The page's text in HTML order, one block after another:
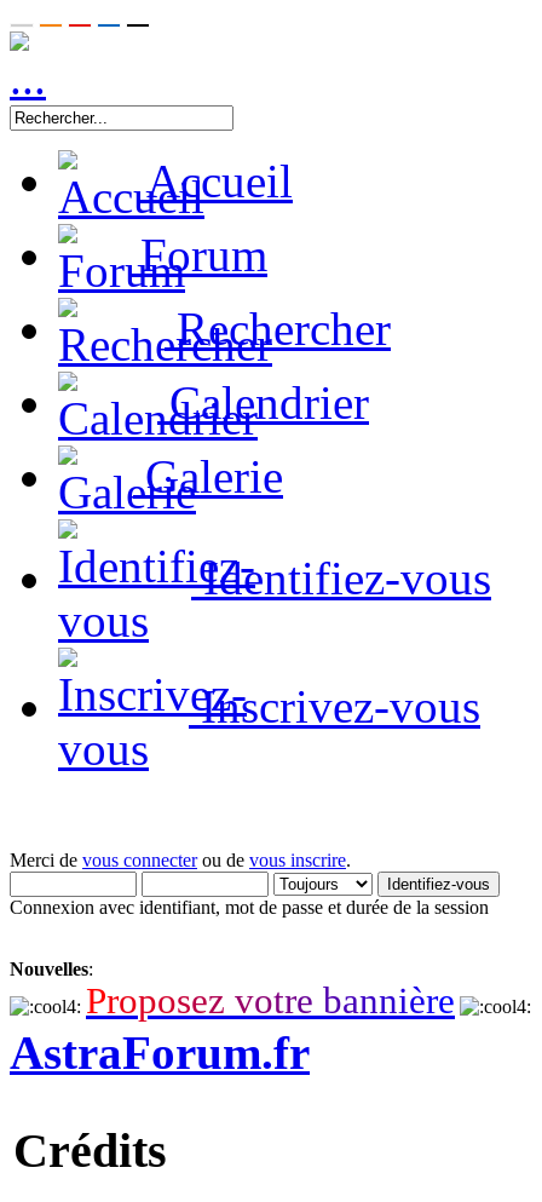
Accueil
Forum
Rechercher
Calendrier
Galerie
Identifiez-vous
Inscrivez-vous
Merci de vous connecterou de vous inscrire.
Connexion avec identifiant, mot de passe et durée de la session
Nouvelles:
Proposez votre bannière
AstraForum.fr
Crédits